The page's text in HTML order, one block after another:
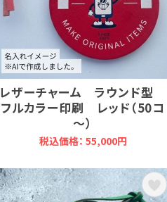
レザーチャーム ラウンド型
フルカラー印刷 レッド（50コ
～）
税込価格： 55,000円